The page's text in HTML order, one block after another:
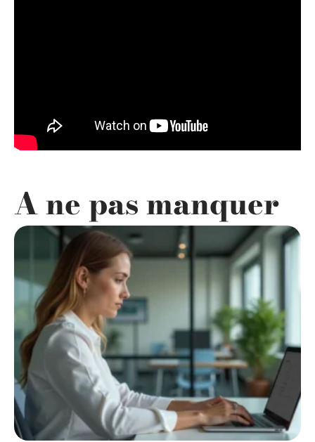
A ne pas manquer